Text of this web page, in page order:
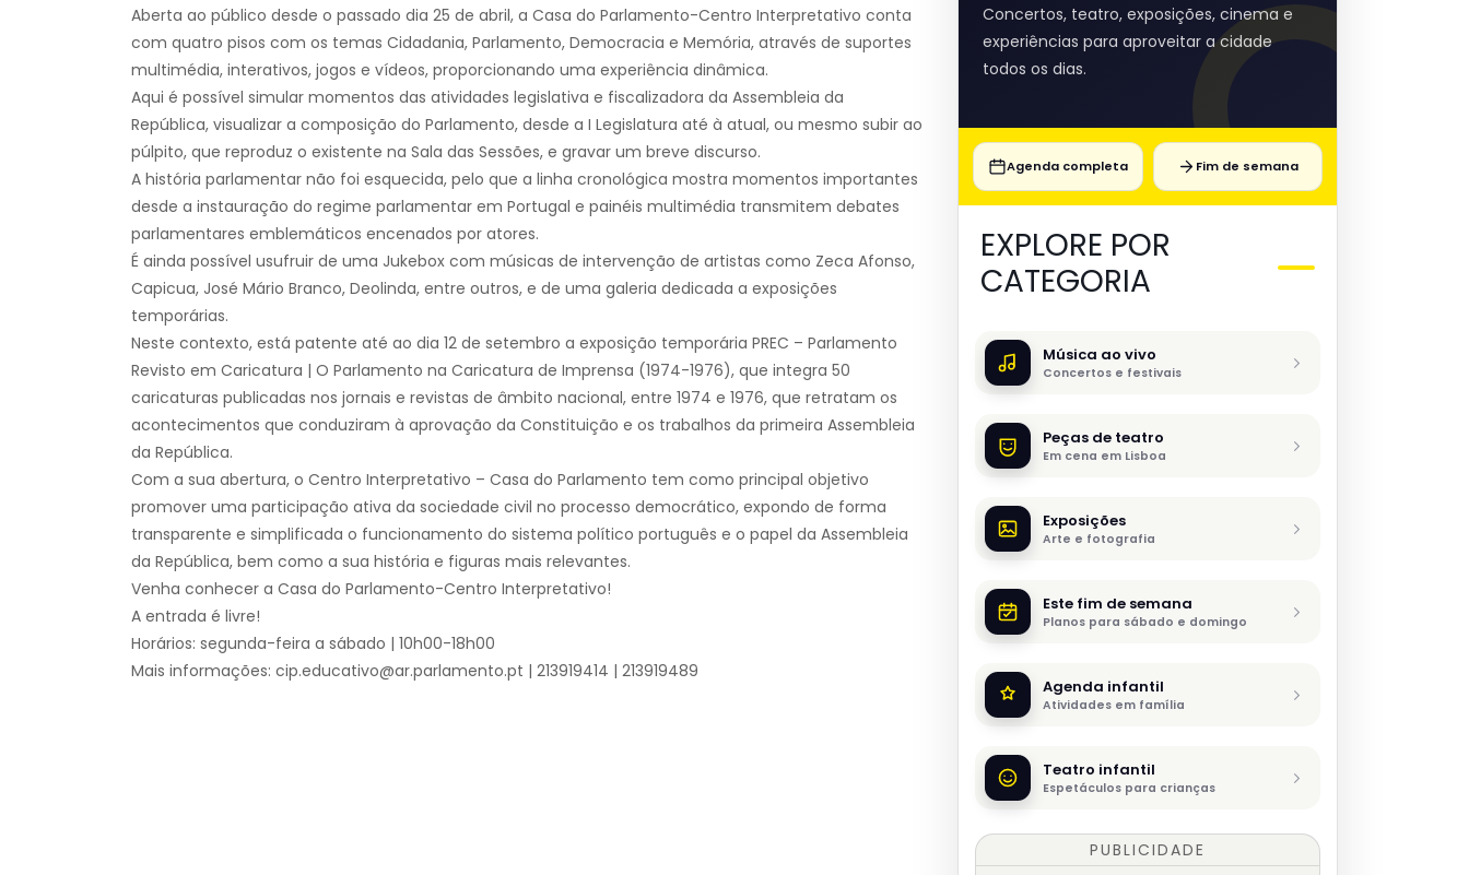
Aberta ao público desde o passado dia 25 de abril, a Casa do Parlamento-Centro Interpretativo conta
com quatro pisos com os temas Cidadania, Parlamento, Democracia e Memória, através de suportes
multimédia, interativos, jogos e vídeos, proporcionando uma experiência dinâmica.
Aqui é possível simular momentos das atividades legislativa e fiscalizadora da Assembleia da
República, visualizar a composição do Parlamento, desde a I Legislatura até à atual, ou mesmo subir ao
púlpito, que reproduz o existente na Sala das Sessões, e gravar um breve discurso.
A história parlamentar não foi esquecida, pelo que a linha cronológica mostra momentos importantes
desde a instauração do regime parlamentar em Portugal e painéis multimédia transmitem debates
parlamentares emblemáticos encenados por atores.
É ainda possível usufruir de uma Jukebox com músicas de intervenção de artistas como Zeca Afonso,
Capicua, José Mário Branco, Deolinda, entre outros, e de uma galeria dedicada a exposições
temporárias.
Neste contexto, está patente até ao dia 12 de setembro a exposição temporária PREC – Parlamento
Revisto em Caricatura | O Parlamento na Caricatura de Imprensa (1974-1976), que integra 50
caricaturas publicadas nos jornais e revistas de âmbito nacional, entre 1974 e 1976, que retratam os
acontecimentos que conduziram à aprovação da Constituição e os trabalhos da primeira Assembleia
da República.
Com a sua abertura, o Centro Interpretativo – Casa do Parlamento tem como principal objetivo
promover uma participação ativa da sociedade civil no processo democrático, expondo de forma
transparente e simplificada o funcionamento do sistema político português e o papel da Assembleia
da República, bem como a sua história e figuras mais relevantes.
Venha conhecer a Casa do Parlamento-Centro Interpretativo!
A entrada é livre!
Horários: segunda-feira a sábado | 10h00-18h00
Mais informações: cip.educativo@ar.parlamento.pt | 213919414 | 213919489
Concertos, teatro, exposições, cinema e
experiências para aproveitar a cidade
todos os dias.
Agenda completa Fim de semana
EXPLORE POR
CATEGORIA
Música ao vivo
Concertos e festivais
Peças de teatro
Em cena em Lisboa
Exposições
Arte e fotografia
Este fim de semana
Planos para sábado e domingo
Agenda infantil
Atividades em família
Teatro infantil
Espetáculos para crianças
PUBLICIDADE